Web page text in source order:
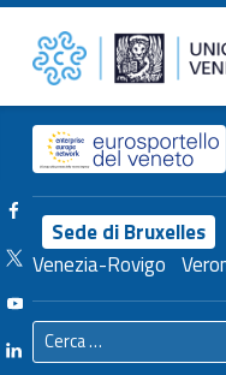
Altre Regioni/Unioni regionali, Camere di Commercio – Unioncamere del Veneto
Header info sidebar
Sede di Bruxelles
Venezia-Rovigo
Facebook Unioncamere Veneto
Twitter Unioncamere Veneto
Youtube Unioncamere Veneto
Linkedin Unioncamere Veneto
Ricerca per: